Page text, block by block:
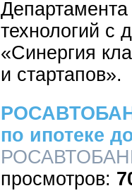
технологий с
«Синергия
и стартапов».
по ипотеке